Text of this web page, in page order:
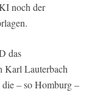
noch der
das
Karl Lauterbach
– so Homburg –